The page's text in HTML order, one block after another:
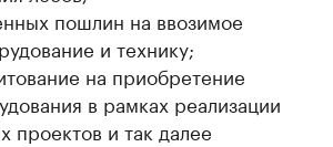
пошлин на ввозимое
и технику;
на приобретение
в рамках реализации
проектов и так далее